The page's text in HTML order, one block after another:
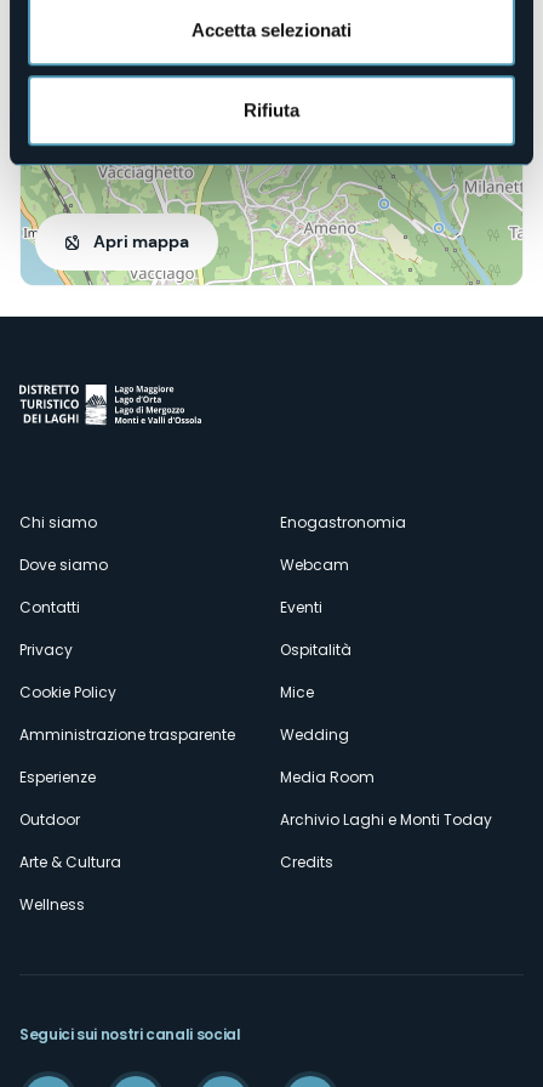
Accetta selezionati
Rifiuta
Apri mappa
Menù
secondario
Chi siamo
Dove siamo
Contatti
Privacy
Cookie Policy
Amministrazione trasparente
Esperienze
Outdoor
Arte & Cultura
Wellness
Enogastronomia
Webcam
Eventi
Ospitalità
Mice
Wedding
Media Room
Archivio Laghi e Monti Today
Credits
Seguici sui nostri canali social